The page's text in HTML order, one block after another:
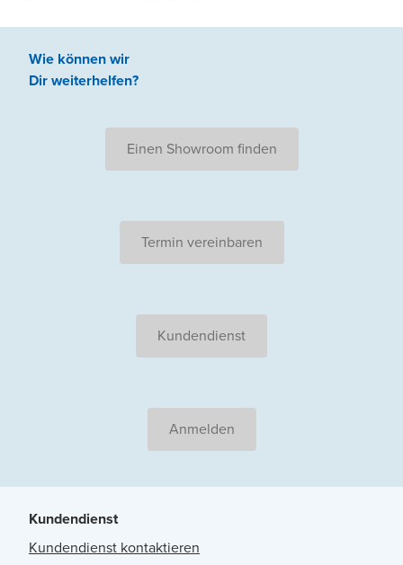
Wie können wir
Dir weiterhelfen?
Einen Showroom finden
Termin vereinbaren
Kundendienst
Anmelden
Kundendienst
Kundendienst kontaktieren